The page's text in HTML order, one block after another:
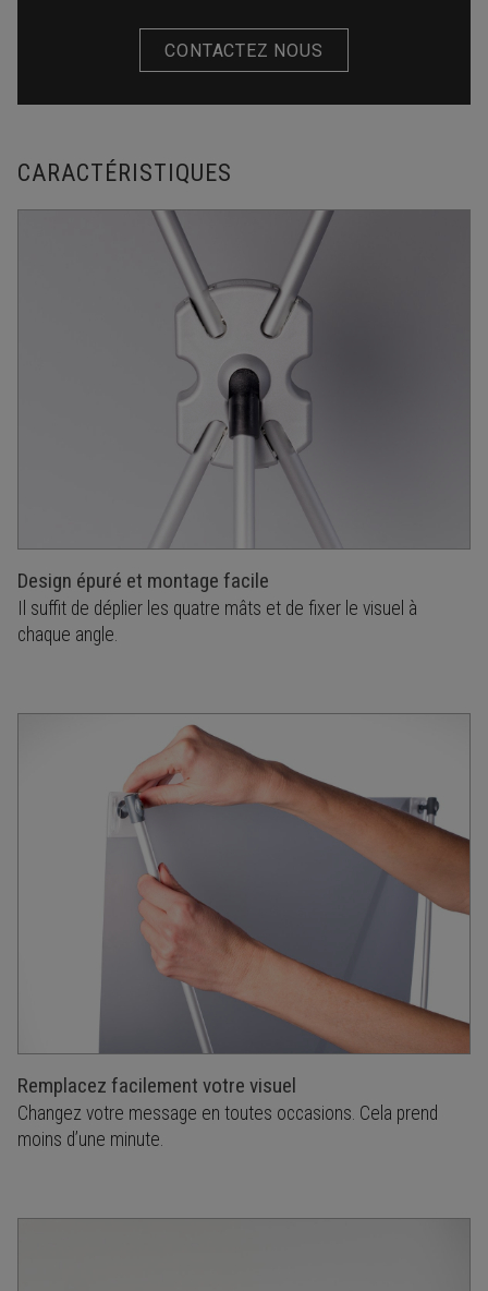
CONTACTEZ NOUS
CARACTÉRISTIQUES
Design épuré et montage facile
Il suffit de déplier les quatre mâts et de fixer le visuel à
chaque angle.
Remplacez facilement votre visuel
Changez votre message en toutes occasions. Cela prend
moins d’une minute.